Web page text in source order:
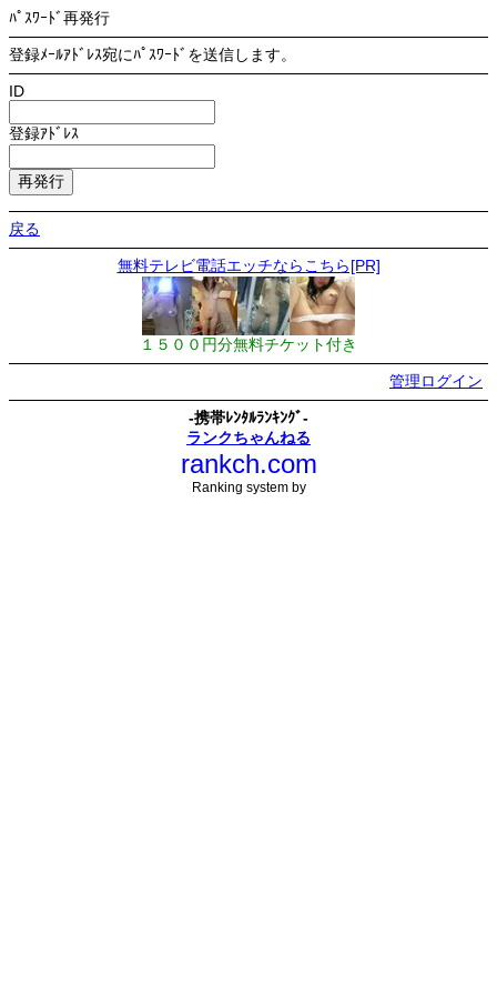
ﾊﾟｽﾜｰﾄﾞ再発行
登録ﾒｰﾙｱﾄﾞﾚｽ宛にﾊﾟｽﾜｰﾄﾞを送信します。
ID
登録ｱﾄﾞﾚｽ
戻る
無料テレビ電話エッチならこちら[PR]
１５００円分無料チケット付き
管理ログイン
-携帯ﾚﾝﾀﾙﾗﾝｷﾝｸﾞ-
ランクちゃんねる
rankch.com
Ranking system by